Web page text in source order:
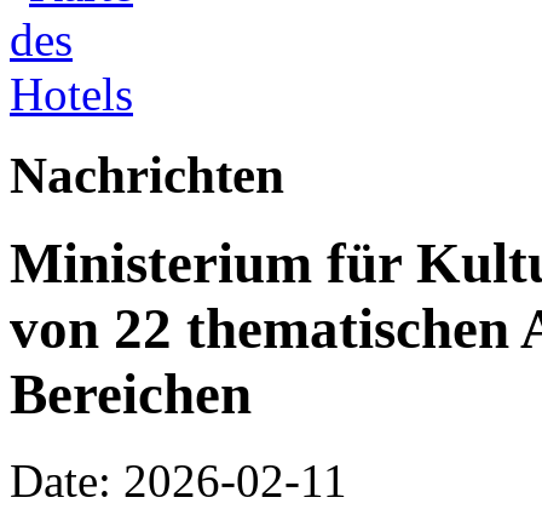
Nachrichten
Ministerium für
von 22
Bereichen
Date: 2026-02-11